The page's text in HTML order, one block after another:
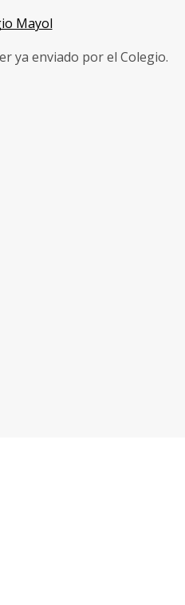
ya enviado por el Colegio.